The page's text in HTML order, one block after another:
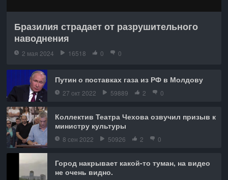
Бразилия страдает от разрушительного
наводнения
2 мая 2024 16518 0 0
Путин о поставках газа из РФ в Молдову
27 окт 2022 59889 2 0
Коллектив Театра Чехова озвучил призыв к
министру культуры
8 сен 2022 50926 2 0
Город накрывает какой-то туман, на видео
не очень видно.